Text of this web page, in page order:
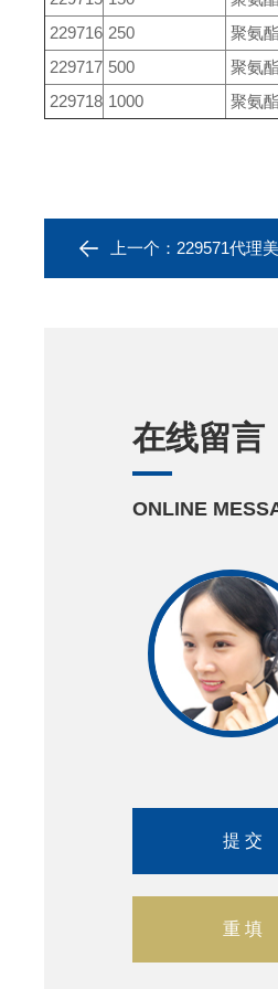
229716 250 聚氨
229717 500 聚氨
229718 1000 聚氨
上一个： 229571代理美国
在线留言
ONLINE